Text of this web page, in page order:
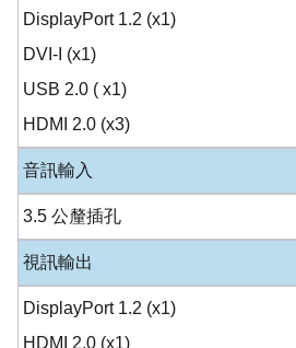
DisplayPort 1.2 (x1)
DVI-I (x1)
USB 2.0 ( x1)
HDMI 2.0 (x3)
音訊輸入
3.5 公釐插孔
視訊輸出
DisplayPort 1.2 (x1)
HDMI 2.0 (x1)